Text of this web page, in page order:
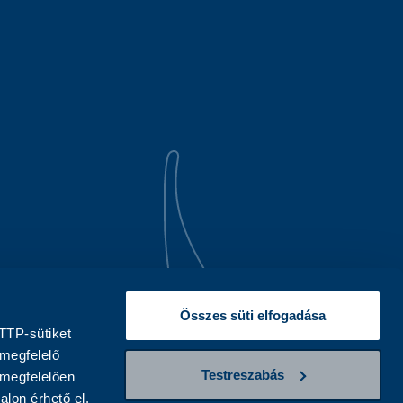
sütiket
érhető el.
Összes süti elfogadása
Testreszabás